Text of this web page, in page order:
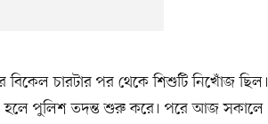
বিকেল চারটার পর থেকে শিশুটি নিখোঁজ ছিল।
হলে পুলিশ তদন্ত শুরু করে। পরে আজ সকালে